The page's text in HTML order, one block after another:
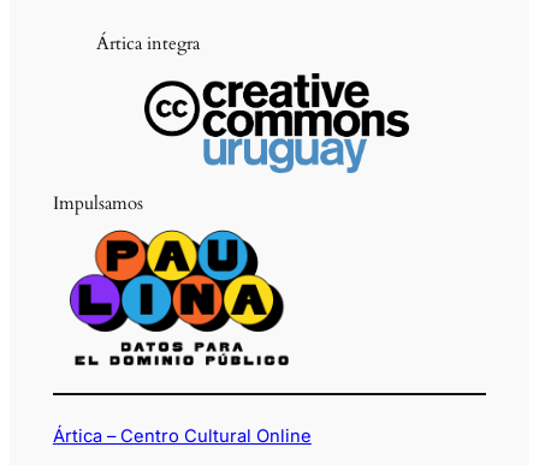
Ártica integra
Impulsamos
Ártica – Centro Cultural Online